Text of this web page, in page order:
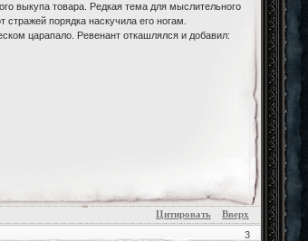
выкупа товара. Редкая тема для мыслительного
порядка наскучила его ногам.
царапало. Ревенант откашлялся и добавил:
Цитировать Вверх
3